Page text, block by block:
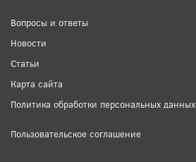
Вопросы и ответы
Новости
Статьи
Карта сайта
Политика обработки персональных данных
Пользовательское соглашение